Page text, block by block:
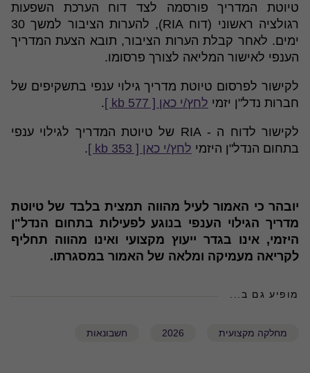
טיוטת המדריך פורסמה לצד דוח הערכת השפעות
רגולציה ראשוני (דוח RIA), להערות הציבור למשך 30
ימים. לאחר קבלת הערות הציבור, תובא הצעת המדריך
הענפי לאישור המליאה לצורך פרסומו.
לקישור לפרסום טיוטת מדריך גילוי ענפי בתשקיפים של
חברות נדל"ן יזמי לחץ/י כאן [ 577 kb ] .
לקישור לדוח ה - RIA של טיוטת המדריך לגילוי ענפי
בתחום הנדל"ן היזמי לחץ/י כאן [ 353 kb ] .
יובהר כי האמור לעיל מהווה תמצית בלבד של טיוטת
מדריך הגילוי הענפי בנוגע לפעילות בתחום הנדל"ן
היזמי, אינו בגדר ייעוץ מקצועי ואינו מהווה תחליף
לקריאה מעמיקה ומלאה של האמור במסגרתו.
מופיע גם ב...
מחלקה מקצועית 2026 חשבונאות